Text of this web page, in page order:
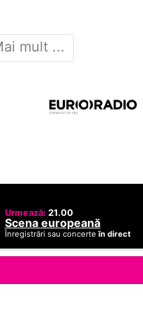
mult ...
Urmează: 21.00
Scena europeană
Înregistrări sau concerteîn direct